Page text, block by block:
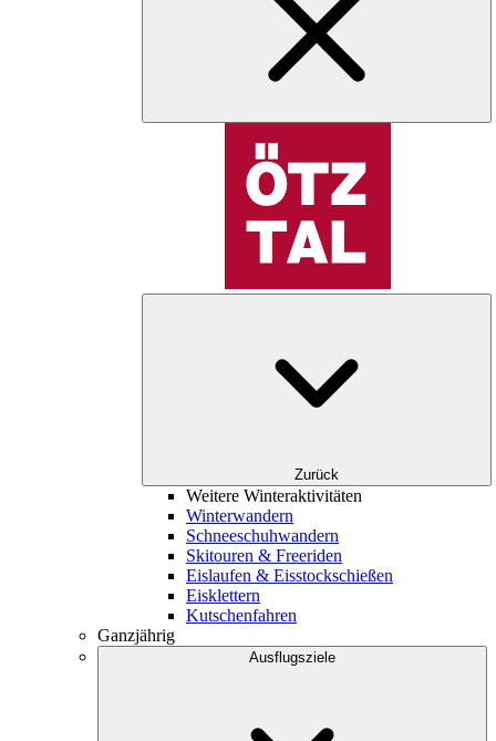
Zurück
Weitere Winteraktivitäten
Winterwandern
Schneeschuhwandern
Skitouren & Freeriden
Eislaufen & Eisstockschießen
Eisklettern
Kutschenfahren
Ganzjährig
Ausflugsziele